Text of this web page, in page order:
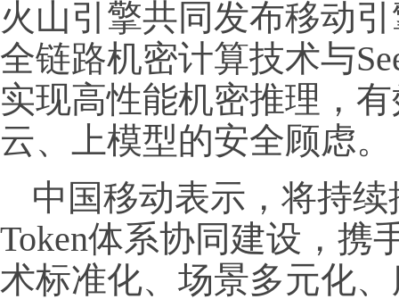
火山引擎共同发布移动
全链路机密计算技术与
实现高性能机密推理，
云、上模型的安全顾虑。
中国移动表示，将持
Token体系协同建设，携
术标准化、场景多元化